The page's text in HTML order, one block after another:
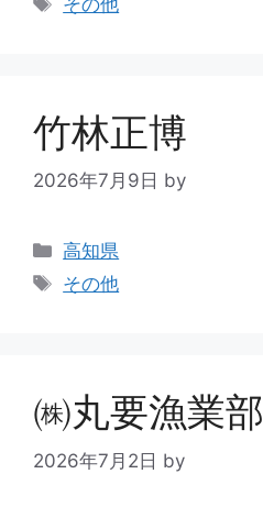
竹林正博
2026年7月9日 by
高知県
その他
㈱丸要漁業部
2026年7月2日 by